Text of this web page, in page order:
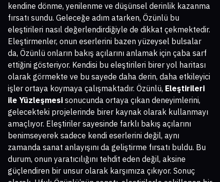
kendine dönme, yenilenme ve düşünsel derinlik kazanma
fırsatı sundu. Geleceğe adım atarken, Özünlü bu
eleştirileri nasıl değerlendirdiğiyle de dikkat çekmektedir.
Eleştirmenler, onun eserlerini bazen yüzeysel bulsalar
da, Özünlü onların bakış açılarını anlamak için çaba sarf
ettiğini gösteriyor. Kendisi bu eleştirileri birer yol haritası
olarak görmekte ve bu sayede daha derin, daha etkileyici
işler ortaya koymaya çalışmaktadır. Özünlü, Eleştirileri
ile Yüzleşmesi sonucunda ortaya çıkan deneyimlerini,
gelecekteki projelerinde birer kaynak olarak kullanmayı
amaçlıyor. Eleştiriler sayesinde farklı bakış açılarını
benimseyerek sadece kendi eserlerini değil, aynı
zamanda sanat anlayışını da geliştirme fırsatı buldu. Bu
durum, onun yaratıcılığını tehdit eden değil, aksine
güçlendiren bir unsur olarak karşımıza çıkıyor. Sonuç